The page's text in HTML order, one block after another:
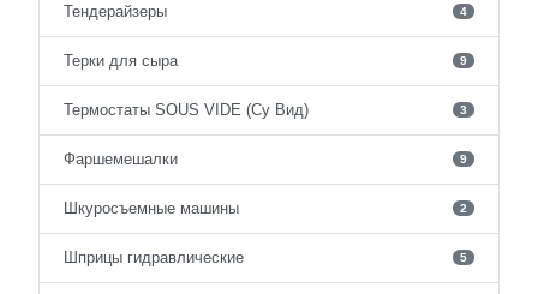
Тендерайзеры 4
Терки для сыра 9
Термостаты SOUS VIDE (Су Вид) 3
Фаршемешалки 9
Шкуросъемные машины 2
Шприцы гидравлические 5